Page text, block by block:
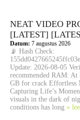
NEAT VIDEO
[LATEST]
Datum: 7 augustus 2026
📡 Hash Check:
Update: 2026-08-05
recommended RAM: At
GB for crack Effortless
Capturing Life’s
visuals in the dark of
conditions has long »